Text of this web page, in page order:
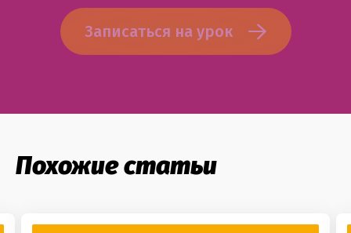
Записаться на урок
Похожие статьи